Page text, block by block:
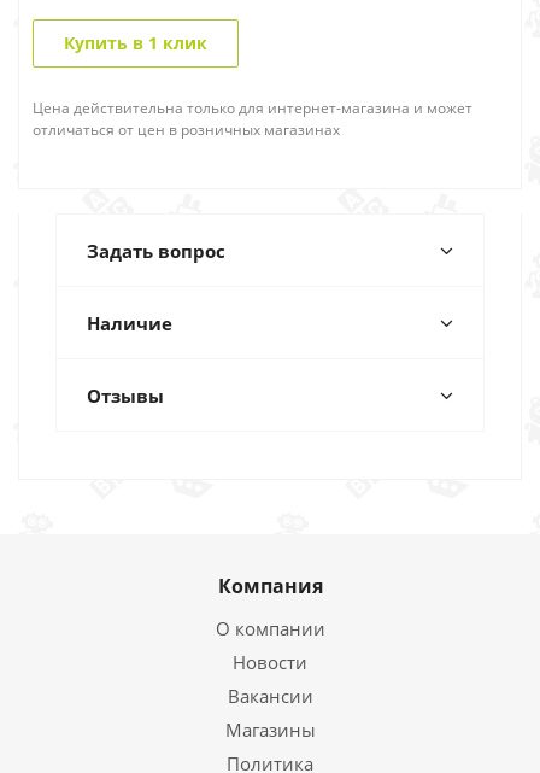
Купить в 1 клик
Цена действительна только для интернет-магазина и может
отличаться от цен в розничных магазинах
Задать вопрос
Наличие
Отзывы
Компания
О компании
Новости
Вакансии
Магазины
Политика